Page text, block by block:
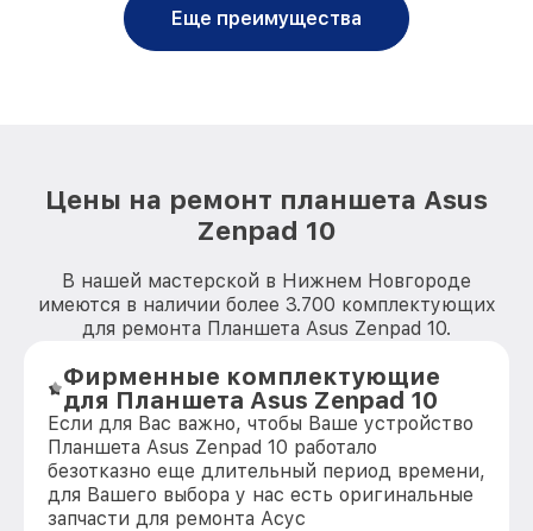
Еще преимущества
Цены на ремонт планшета Asus
Zenpad 10
В нашей мастерской в Нижнем Новгороде
имеются в наличии более 3.700 комплектующих
для ремонта Планшета Asus Zenpad 10.
Фирменные комплектующие
для Планшета Asus Zenpad 10
Если для Вас важно, чтобы Ваше устройство
Планшета Asus Zenpad 10 работало
безотказно еще длительный период времени,
для Вашего выбора у нас есть оригинальные
запчасти для ремонта Асус